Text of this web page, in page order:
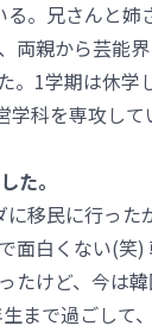
る。兄さんと姉
両親から芸能
。1学期は休学
科を専攻して
た。
移民に行った
面白くない(笑
たけど、今は
まで過ごして